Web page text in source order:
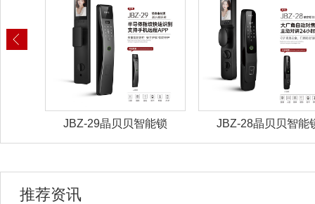
JBZ-29晶贝贝智能锁 JBZ-28晶贝贝智能
推荐资讯